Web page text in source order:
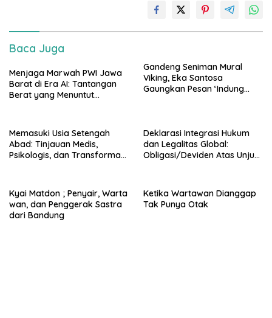
Baca Juga
Menjaga Marwah PWI Jawa
Barat di Era AI: Tantangan
Berat yang Menuntut
Gandeng Seniman Mural
Viking, Eka Santosa
Gaungkan Pesan ‘Indung
Memasuki Usia Setengah
Abad: Tinjauan Medis,
Psikologis, dan Transformasi
Deklarasi Integrasi Hukum
dan Legalitas Global:
Obligasi/Deviden Atas Unjuk
Kyai Matdon ; Penyair, Warta
wan, dan Penggerak Sastra
dari Bandung
Ketika Wartawan Dianggap
Tak Punya Otak